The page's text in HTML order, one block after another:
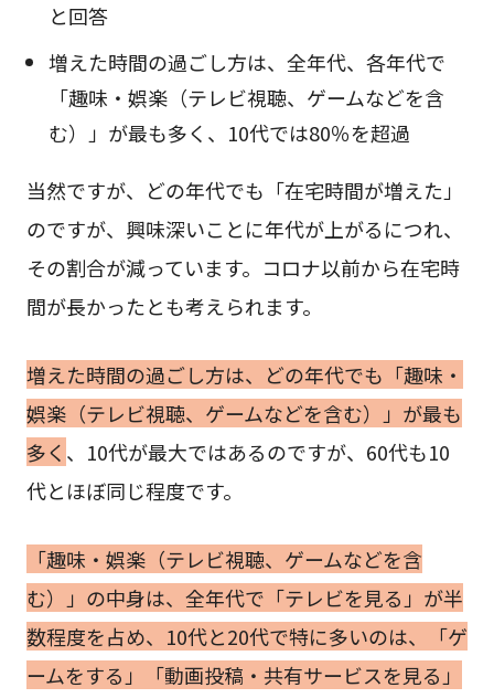
と回答
増えた時間の過ごし方は、全年代、各年代で
「趣味・娯楽（テレビ視聴、ゲームなどを含
む）」が最も多く、10代では80％を超過
当然ですが、どの年代でも「在宅時間が増えた」
のですが、興味深いことに年代が上がるにつれ、
その割合が減っています。コロナ以前から在宅時
間が長かったとも考えられます。
増えた時間の過ごし方は、どの年代でも「趣味・
娯楽（テレビ視聴、ゲームなどを含む）」が最も
多く 、10代が最大ではあるのですが、60代も10
代とほぼ同じ程度です。
「趣味・娯楽（テレビ視聴、ゲームなどを含
む）」の中身は、全年代で「テレビを見る」が半
数程度を占め、10代と20代で特に多いのは、「ゲ
ームをする」「動画投稿・共有サービスを見る」